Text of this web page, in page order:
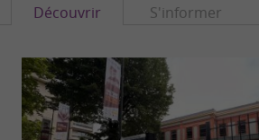
Découvrir S'informer